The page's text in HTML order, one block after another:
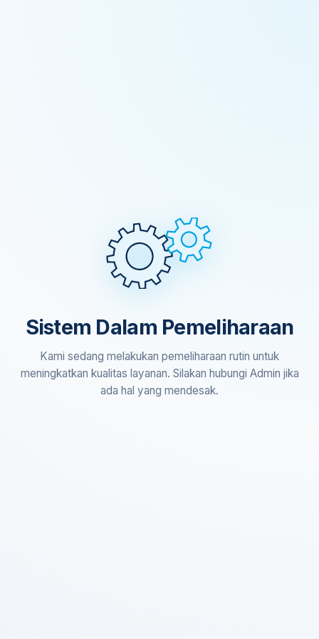
Sistem Dalam Pemeliharaan
Kami sedang melakukan pemeliharaan rutin untuk
meningkatkan kualitas layanan. Silakan hubungi Admin jika
ada hal yang mendesak.